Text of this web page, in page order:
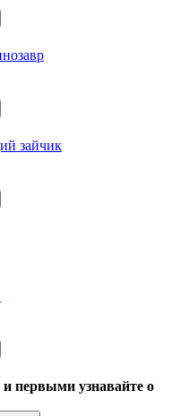
зайчик
первыми узнавайте о